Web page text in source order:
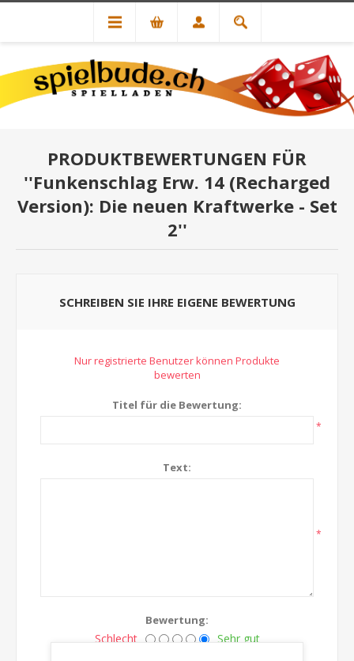
PRODUKTBEWERTUNGEN FÜR
Funkenschlag Erw. 14 (Recharged
Version): Die neuen Kraftwerke - Set
2
SCHREIBEN SIE IHRE EIGENE BEWERTUNG
Nur registrierte Benutzer können Produkte
bewerten
Titel für die Bewertung:
*
Text:
*
Bewertung:
Schlecht Sehr gut